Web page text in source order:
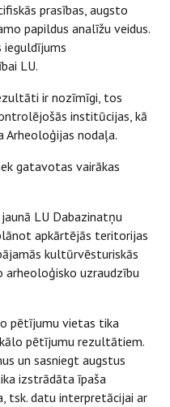
prasības, augsto
papildus analīžu veidus.
LU.
ir nozīmīgi, tos
institūcijas, kā
nodaļa.
gatavotas vairākas
LU Dabazinatņu
apkārtējās teritorijas
kultūrvēsturiskās
arheoloģisko uzraudzību
pētījumu vietas tika
pētījumu rezultātiem.
un sasniegt augstus
izstrādāta īpaša
tsk. datu interpretācijai ar